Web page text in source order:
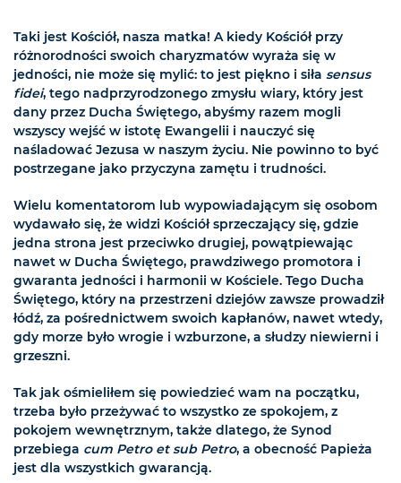
Taki jest Kościół, nasza matka! A kiedy Kościół przy
różnorodności swoich charyzmatów wyraża się w
jedności, nie może się mylić: to jest piękno i siła sensus
fidei, tego nadprzyrodzonego zmysłu wiary, który jest
dany przez Ducha Świętego, abyśmy razem mogli
wszyscy wejść w istotę Ewangelii i nauczyć się
naśladować Jezusa w naszym życiu. Nie powinno to być
postrzegane jako przyczyna zamętu i trudności.
Wielu komentatorom lub wypowiadającym się osobom
wydawało się, że widzi Kościół sprzeczający się, gdzie
jedna strona jest przeciwko drugiej, powątpiewając
nawet w Ducha Świętego, prawdziwego promotora i
gwaranta jedności i harmonii w Kościele. Tego Ducha
Świętego, który na przestrzeni dziejów zawsze prowadził
łódź, za pośrednictwem swoich kapłanów, nawet wtedy,
gdy morze było wrogie i wzburzone, a słudzy niewierni i
grzeszni.
Tak jak ośmieliłem się powiedzieć wam na początku,
trzeba było przeżywać to wszystko ze spokojem, z
pokojem wewnętrznym, także dlatego, że Synod
przebiega cum Petro et sub Petro, a obecność Papieża
jest dla wszystkich gwarancją.